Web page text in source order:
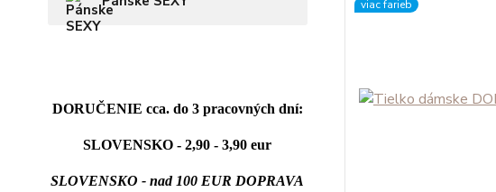
DORUČENIE cca. do 3 pracovných dní:
SLOVENSKO - 2,90 - 3,90 eur
SLOVENSKO - nad 100 EUR DOPRAVA
viac farieb